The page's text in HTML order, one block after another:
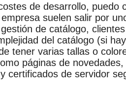
de desarrollo, puedo
suelen salir por
de catálogo,
del catálogo (si
tener varias tallas o
páginas de
certificados de servidor